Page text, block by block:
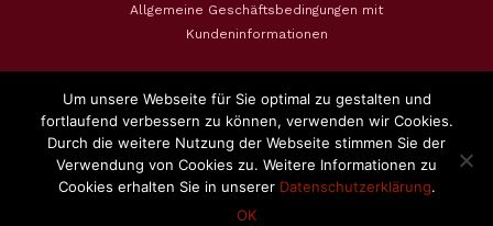
Allgemeine Geschäftsbedingungen mit
Kundeninformationen
Widerrufsbelehrung & Widerrufsformular
Zahlungsweisen
Um unsere Webseite für Sie optimal zu gestalten und
fortlaufend verbessern zu können, verwenden wir Cookies.
Durch die weitere Nutzung der Webseite stimmen Sie der
Verwendung von Cookies zu. Weitere Informationen zu
Cookies erhalten Sie in unserer Datenschutzerklärung.
OK